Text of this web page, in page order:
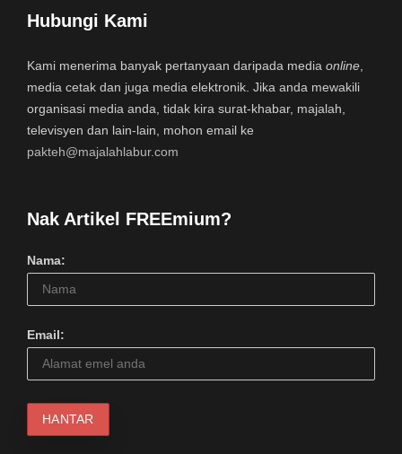
Hubungi Kami
Kami menerima banyak pertanyaan daripada media online
media cetak dan juga media elektronik. Jika anda mewakili
organisasi media anda, tidak kira surat-khabar, majalah,
televisyen dan lain-lain, mohon email ke
pakteh@majalahlabur.com
Nak Artikel FREEmium?
Nama:
Email: